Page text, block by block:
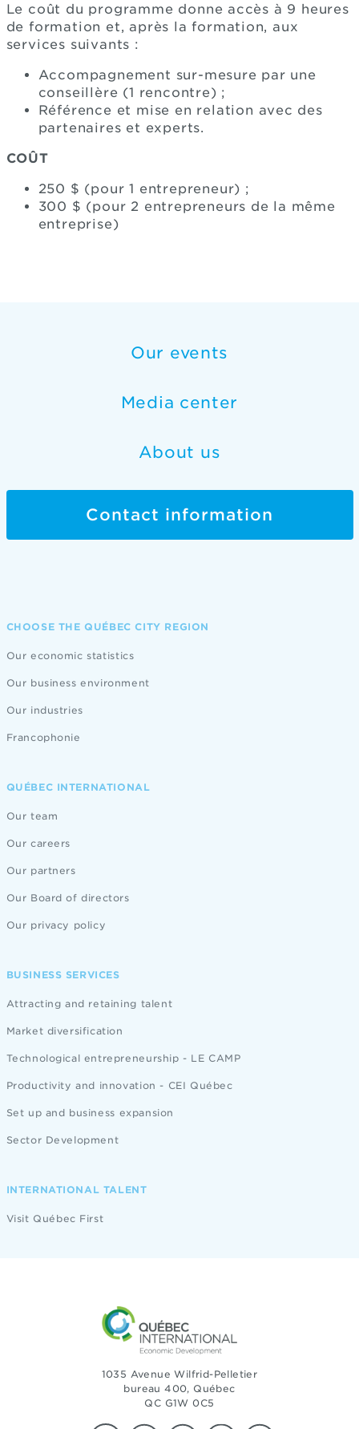
Le coût du programme donne accès à 9 heures
de formation et, après la formation, aux
services suivants :
Accompagnement sur-mesure par une
conseillère (1 rencontre) ;
Référence et mise en relation avec des
partenaires et experts.
COÛT
250 $ (pour 1 entrepreneur) ;
300 $ (pour 2 entrepreneurs de la même
entreprise)
Our events
Media center
About us
Contact information
CHOOSE THE QUÉBEC CITY REGION
Our economic statistics
Our business environment
Our industries
Francophonie
QUÉBEC INTERNATIONAL
Our team
Our careers
Our partners
Our Board of directors
Our privacy policy
BUSINESS SERVICES
Attracting and retaining talent
Market diversification
Technological entrepreneurship - LE CAMP
Productivity and innovation - CEI Québec
Set up and business expansion
Sector Development
INTERNATIONAL TALENT
Visit Québec First
1035 Avenue Wilfrid-Pelletier
bureau 400, Québec
QC G1W 0C5